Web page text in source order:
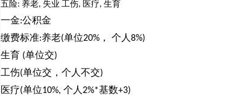
五险: 养老, 失业 工伤, 医疗, 生育
一金:公积金
缴费标准:养老(单位20% ， 个人 8%)
生育 (单位交)
工伤(单位交，个人不交)
医疗(单位10%, 个人 2%*基数+3)